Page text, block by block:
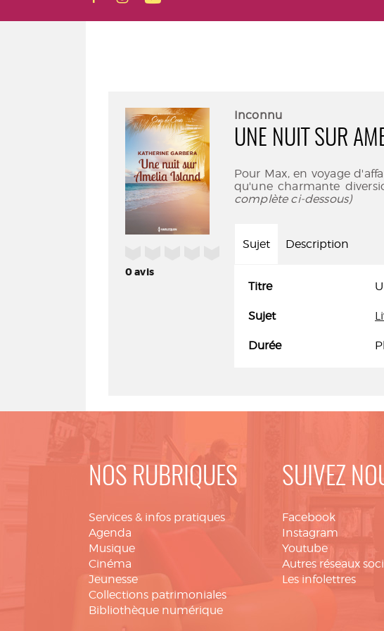
0avis
Inconnu
UNE NUIT SUR
Pour Max, en voyage
qu'une charmante
complète ci-dessous)
Sujet Description
Titre
Sujet
Durée
NOS RUBRIQUES
Services & infos pratiques
Agenda
Musique
Cinéma
Jeunesse
Collections patrimoniales
Bibliothèque numérique
SUIVEZ
Facebook
Instagram
Youtube
Autres réseaux
Les infolettres